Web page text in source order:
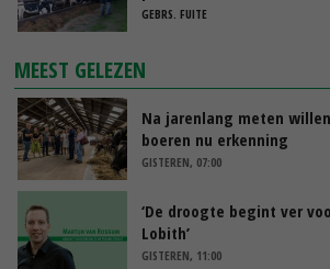
GEBRS. FUITE
MEEST GELEZEN
Na jarenlang meten
boeren nu erkenning
GISTEREN, 07:00
‘De droogte begint ver
Lobith’
GISTEREN, 11:00